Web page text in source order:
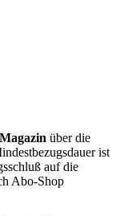
über die
ist
auf die
Abo-Shop